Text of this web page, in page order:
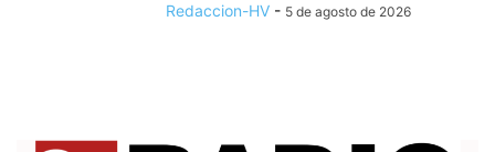
Redaccion-HV - 5 de agosto de 2026